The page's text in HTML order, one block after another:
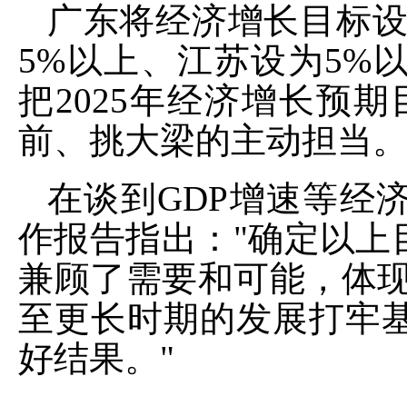
广东将经济增长目标
5%以上、江苏设为5%
把2025年经济增长预
前、挑大梁的主动担当。
在谈到GDP增速等经
作报告指出："确定以上
兼顾了需要和可能，体
至更长时期的发展打牢
好结果。"